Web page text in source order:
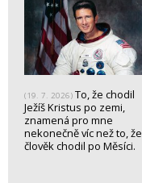
(19. 7. 2026) To, že chodil
Ježíš Kristus po zemi,
znamená pro mne
nekonečně víc než to, že
člověk chodil po Měsíci.